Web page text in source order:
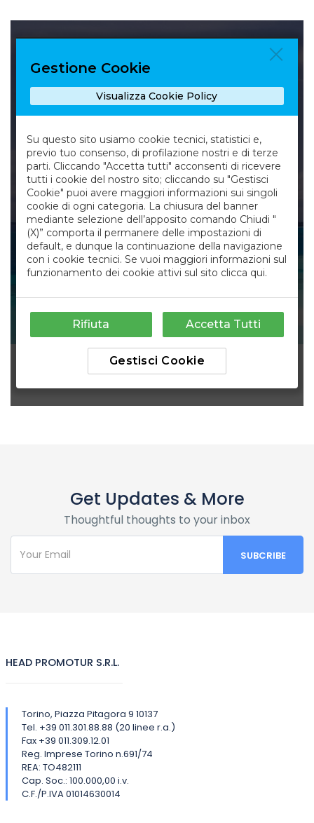
Get Updates & More
Thoughtful thoughts to your inbox
HEAD PROMOTUR S.R.L.
Torino, Piazza Pitagora 9 10137
Tel. +39 011.301.88.88 (20 linee r.a.)
Fax +39 011.309.12.01
Reg. Imprese Torino n.691/74
REA: TO482111
Cap. Soc.: 100.000,00 i.v.
C.F./P.IVA 01014630014